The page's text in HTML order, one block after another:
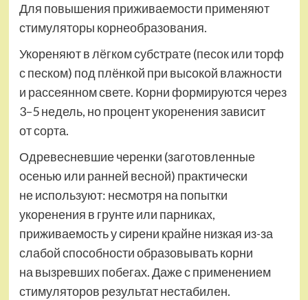
Для повышения приживаемости применяют
стимуляторы корнеобразования.
Укореняют в лёгком субстрате (песок или торф
с песком) под плёнкой при высокой влажности
и рассеянном свете. Корни формируются через
3–5 недель, но процент укоренения зависит
от сорта.
Одревесневшие черенки (заготовленные
осенью или ранней весной) практически
не используют: несмотря на попытки
укоренения в грунте или парниках,
приживаемость у сирени крайне низкая из-за
слабой способности образовывать корни
на вызревших побегах. Даже с применением
стимуляторов результат нестабилен.